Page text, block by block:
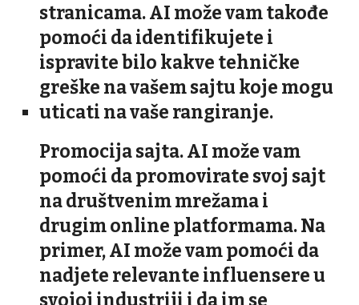
stranicama. AI može vam takođe
pomoći da identifikujete i
ispravite bilo kakve tehničke
greške na vašem sajtu koje mogu
uticati na vaše rangiranje.
Promocija sajta. AI može vam
pomoći da promovirate svoj sajt
na društvenim mrežama i
drugim online platformama. Na
primer, AI može vam pomoći da
nadjete relevante influensere u